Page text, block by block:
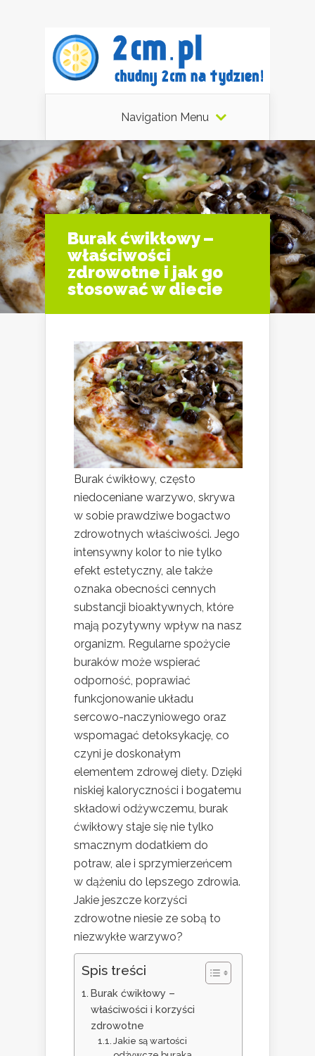
Navigation Menu
Burak ćwikłowy –
właściwości
zdrowotne i jak go
stosować w diecie
Burak ćwikłowy, często
niedoceniane warzywo, skrywa
w sobie prawdziwe bogactwo
zdrowotnych właściwości. Jego
intensywny kolor to nie tylko
efekt estetyczny, ale także
oznaka obecności cennych
substancji bioaktywnych, które
mają pozytywny wpływ na nasz
organizm. Regularne spożycie
buraków może wspierać
odporność, poprawiać
funkcjonowanie układu
sercowo-naczyniowego oraz
wspomagać detoksykację, co
czyni je doskonałym
elementem zdrowej diety. Dzięki
niskiej kaloryczności i bogatemu
składowi odżywczemu, burak
ćwikłowy staje się nie tylko
smacznym dodatkiem do
potraw, ale i sprzymierzeńcem
w dążeniu do lepszego zdrowia.
Jakie jeszcze korzyści
zdrowotne niesie ze sobą to
niezwykłe warzywo?
Spis treści
Burak ćwikłowy –
właściwości i korzyści
zdrowotne
Jakie są wartości